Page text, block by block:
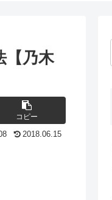
【乃木
コピー
2018.06.15